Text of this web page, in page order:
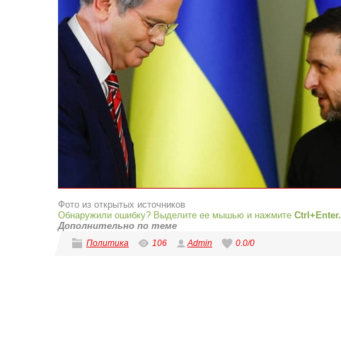
Фото из открытых источников
Обнаружили ошибку? Выделите ее мышью и нажмите Ctrl+Enter.
Дополнительно по теме
Политика 106 Admin 0.0/0